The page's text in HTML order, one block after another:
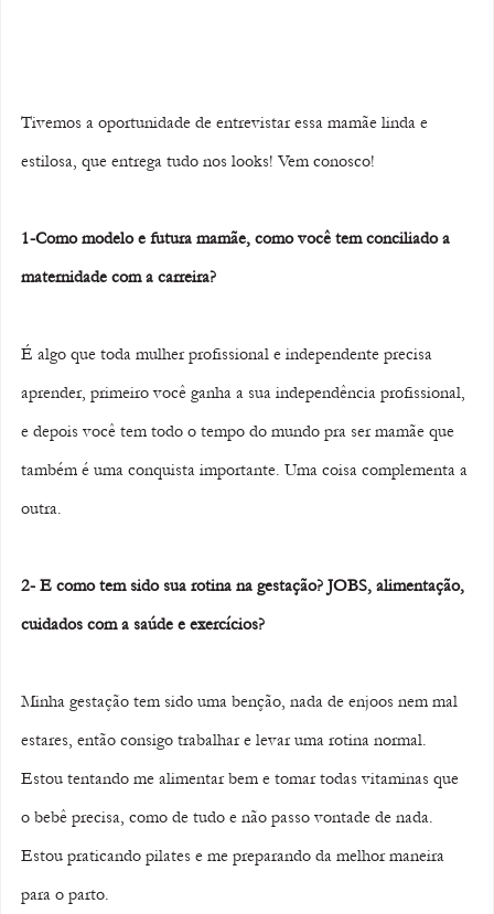
Tivemos a oportunidade de entrevistar essa mamãe linda e
estilosa, que entrega tudo nos looks! Vem conosco!
1-Como modelo e futura mamãe, como você tem conciliado a
maternidade com a carreira?
É algo que toda mulher profissional e independente precisa
aprender, primeiro você ganha a sua independência profissional,
e depois você tem todo o tempo do mundo pra ser mamãe que
também é uma conquista importante. Uma coisa complementa a
outra.
2- E como tem sido sua rotina na gestação? JOBS, alimentação,
cuidados com a saúde e exercícios?
Minha gestação tem sido uma benção, nada de enjoos nem mal
estares, então consigo trabalhar e levar uma rotina normal.
Estou tentando me alimentar bem e tomar todas vitaminas que
o bebê precisa, como de tudo e não passo vontade de nada.
Estou praticando pilates e me preparando da melhor maneira
para o parto.